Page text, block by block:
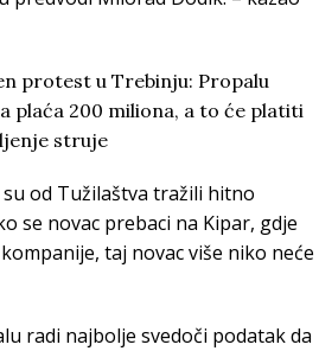
od Tužilaštva tražili hitno
se novac prebaci na Kipar, gdje
taj novac više niko neće
radi najbolje svedoči podatak da